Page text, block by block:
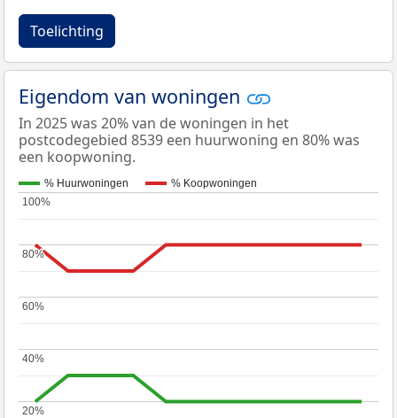
Toelichting
Eigendom van woningen
In 2025 was 20% van de woningen in het
postcodegebied 8539 een huurwoning en 80% was
een koopwoning.
% Huurwoningen % Koopwoningen
20%
20%
40%
40%
60%
60%
80%
80%
100%
100%